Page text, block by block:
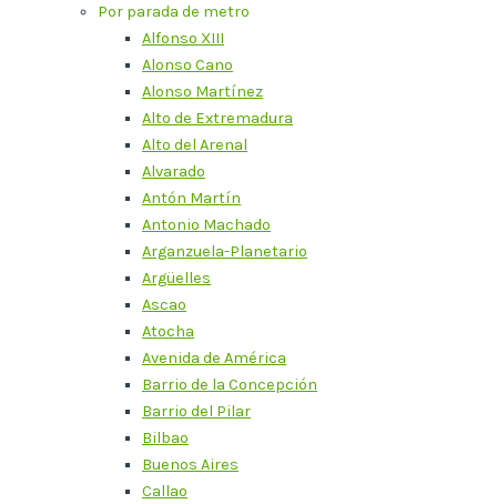
Por parada de metro
Alfonso XIII
Alonso Cano
Alonso Martínez
Alto de Extremadura
Alto del Arenal
Alvarado
Antón Martín
Antonio Machado
Arganzuela-Planetario
Argüelles
Ascao
Atocha
Avenida de América
Barrio de la Concepción
Barrio del Pilar
Bilbao
Buenos Aires
Callao